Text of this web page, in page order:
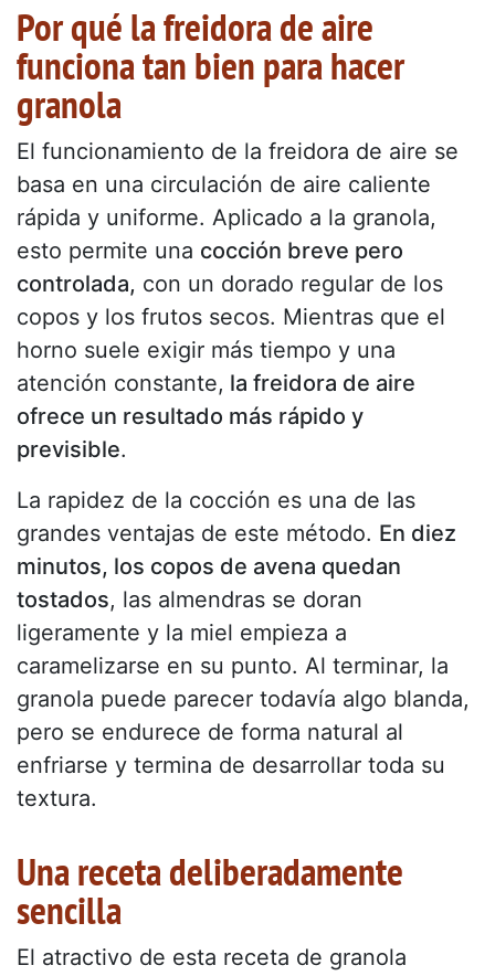
Por qué la freidora de aire
funciona tan bien para hacer
granola
El funcionamiento de la freidora de aire se
basa en una circulación de aire caliente
rápida y uniforme. Aplicado a la granola,
esto permite una cocción breve pero
controlada, con un dorado regular de los
copos y los frutos secos. Mientras que el
horno suele exigir más tiempo y una
atención constante, la freidora de aire
ofrece un resultado más rápido y
previsible.
La rapidez de la cocción es una de las
grandes ventajas de este método. En diez
minutos, los copos de avena quedan
tostados, las almendras se doran
ligeramente y la miel empieza a
caramelizarse en su punto. Al terminar, la
granola puede parecer todavía algo blanda,
pero se endurece de forma natural al
enfriarse y termina de desarrollar toda su
textura.
Una receta deliberadamente
sencilla
El atractivo de esta receta de granola